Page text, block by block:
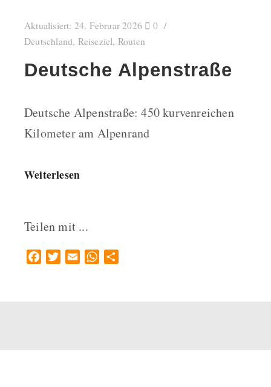
Aktualisiert: 24. Februar 2026
0
Deutschland, Reiseziel, Routen
Deutsche Alpenstraße
Deutsche Alpenstraße: 450 kurvenreichen
Kilometer am Alpenrand
Weiterlesen
Teilen mit ...
FacebookTwitterEmail WhatsApp